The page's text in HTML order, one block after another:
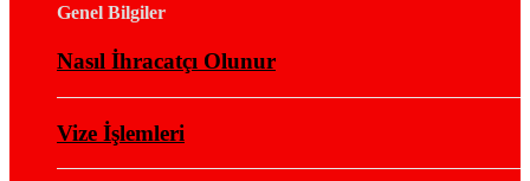
Genel Bilgiler
Nasıl İhracatçı Olunur
Vize İşlemleri